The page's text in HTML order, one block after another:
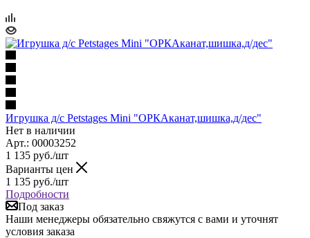
Игрушка д/с Petstages Mini "ОРКАканат,шишка,д/дес"
Нет в наличии
Арт.: 00003252
1 135 руб./шт
Варианты цен
1 135 руб./шт
Подробности
Под заказ
Наши менеджеры обязательно свяжутся с вами и уточнят
условия заказа